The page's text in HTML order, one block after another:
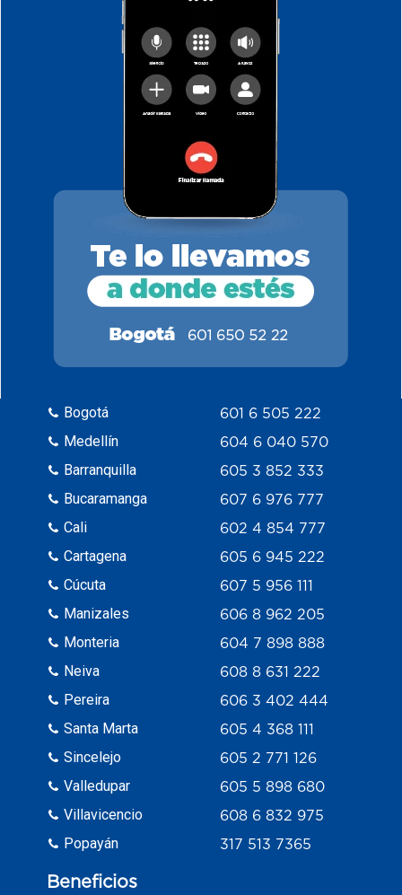
Bogotá
Medellín
Barranquilla
Bucaramanga
Cali
Cartagena
Cúcuta
Manizales
Monteria
Neiva
Pereira
Santa Marta
Sincelejo
Valledupar
Villavicencio
Popayán
601 6 505 222
604 6 040 570
605 3 852 333
607 6 976 777
602 4 854 777
605 6 945 222
607 5 956 111
606 8 962 205
604 7 898 888
608 8 631 222
606 3 402 444
605 4 368 111
605 2 771 126
605 5 898 680
608 6 832 975
317 513 7365
Beneficios